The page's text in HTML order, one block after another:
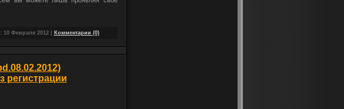
10 Февраля 2012| Комментарии (0)
регистрации